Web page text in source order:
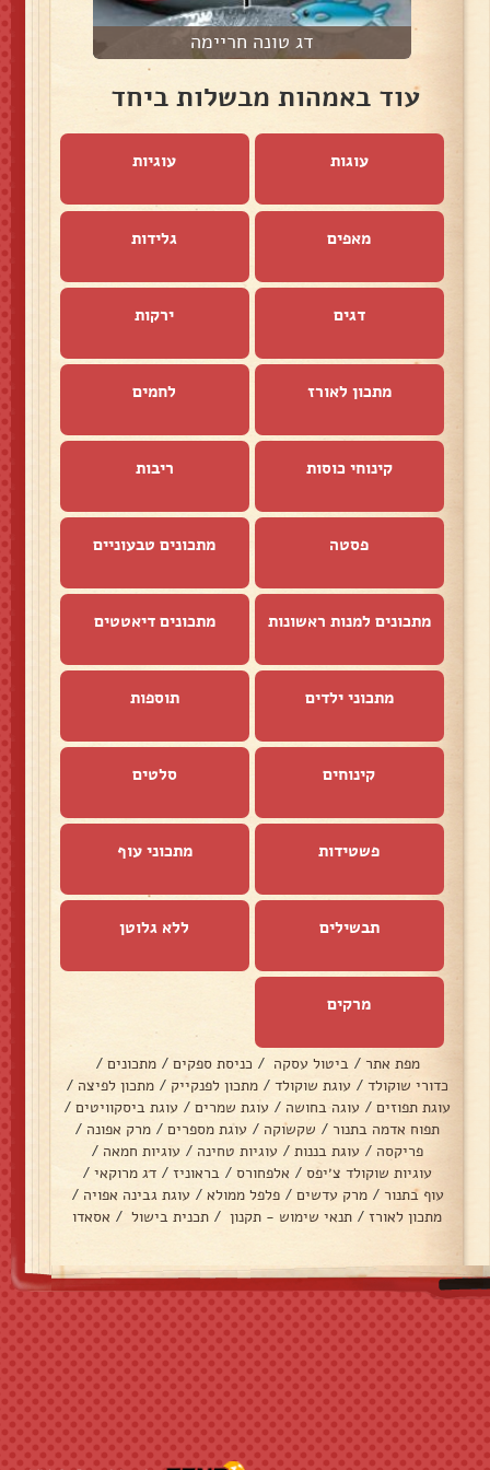
דג טונה חריימה
עוד באמהות מבשלות ביחד
עוגות עוגיות
מאפים גלידות
דגים ירקות
מתכון לאורז לחמים
קינוחי כוסות ריבות
פסטה מתכונים טבעוניים
מתכונים למנות ראשונות מתכונים דיאטטים
מתכוני ילדים תוספות
קינוחים סלטים
פשטידות מתכוני עוף
תבשילים ללא גלוטן
מרקים
מפת אתר / ביטול עסקה / כניסת ספקים / מתכונים /
כדורי שוקולד / עוגת שוקולד / מתכון לפנקייק / מתכון לפיצה /
עוגת תפוזים / עוגה בחושה / עוגת שמרים / עוגת ביסקוויטים /
תפוח אדמה בתנור / שקשוקה / עוגת מספרים / מרק אפונה /
פריקסה / עוגת בננות / עוגיות טחינה / עוגיות חמאה /
עוגיות שוקולד צ׳יפס / אלפחורס / בראוניז / דג מרוקאי /
עוף בתנור / מרק עדשים / פלפל ממולא / עוגת גבינה אפויה /
מתכון לאורז / תנאי שימוש - תקנון / תכנית בישול / אסאדו